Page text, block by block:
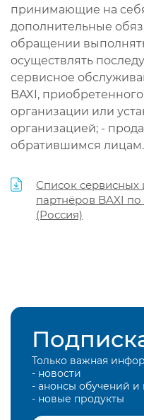
принимающие на
дополнительные
обращении
осуществлять
сервисное
BAXI,
организации или
организацией; -
обратившимся лицам.
Список сервисных
партнёров BAXI
(Россия)
Только важная
- новости
- анонсы обучений
- новые продукты